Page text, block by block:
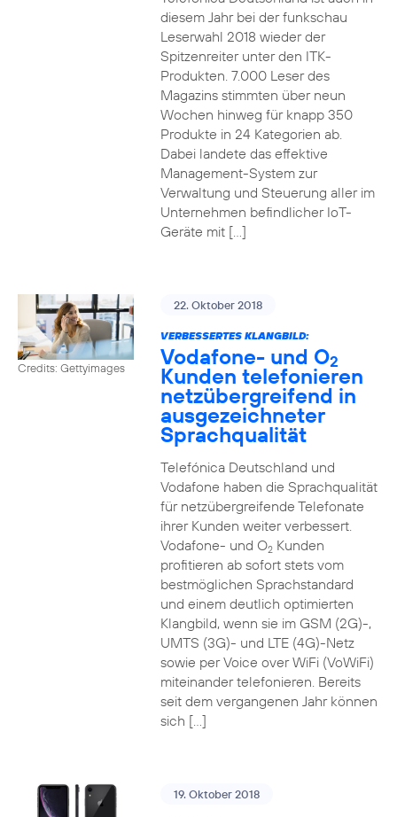
diesem Jahr bei der funkschau
Leserwahl 2018 wieder der
Spitzenreiter unter den ITK-
Produkten. 7.000 Leser des
Magazins stimmten über neun
Wochen hinweg für knapp 350
Produkte in 24 Kategorien ab.
Dabei landete das effektive
Management-System zur
Verwaltung und Steuerung aller im
Unternehmen befindlicher IoT-
Geräte mit […]
Credits: Gettyimages
22. Oktober 2018
VERBESSERTES KLANGBILD:
Vodafone- und O2
Kunden telefonieren
netzübergreifend in
ausgezeichneter
Sprachqualität
Telefónica Deutschland und
Vodafone haben die Sprachqualität
für netzübergreifende Telefonate
ihrer Kunden weiter verbessert.
Vodafone- und O2Kunden
profitieren ab sofort stets vom
bestmöglichen Sprachstandard
und einem deutlich optimierten
Klangbild, wenn sie im GSM (2G)-,
UMTS (3G)- und LTE (4G)-Netz
sowie per Voice over WiFi (VoWiFi)
miteinander telefonieren. Bereits
seit dem vergangenen Jahr können
sich […]
19. Oktober 2018